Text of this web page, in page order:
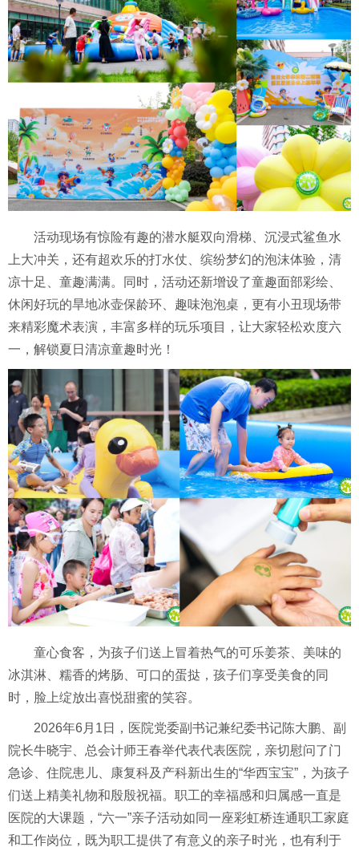
活动现场有惊险有趣的潜水艇双向滑梯、沉浸式鲨鱼水
上大冲关，还有超欢乐的打水仗、缤纷梦幻的泡沫体验，清
凉十足、童趣满满。同时，活动还新增设了童趣面部彩绘、
休闲好玩的旱地冰壶保龄环、趣味泡泡桌，更有小丑现场带
来精彩魔术表演，丰富多样的玩乐项目，让大家轻松欢度六
一，解锁夏日清凉童趣时光！
童心食客，为孩子们送上冒着热气的可乐姜茶、美味的
冰淇淋、糯香的烤肠、可口的蛋挞，孩子们享受美食的同
时，脸上绽放出喜悦甜蜜的笑容。
2026年6月1日，医院党委副书记兼纪委书记陈大鹏、副
院长牛晓宇、总会计师王春举代表代表医院，亲切慰问了门
急诊、住院患儿、康复科及产科新出生的“华西宝宝”，为孩子
们送上精美礼物和殷殷祝福。 职工的幸福感和归属感一直是
医院的大课题，“六一”亲子活动如同一座彩虹桥连通职工家庭
和工作岗位，既为职工提供了有意义的亲子时光，也有利于